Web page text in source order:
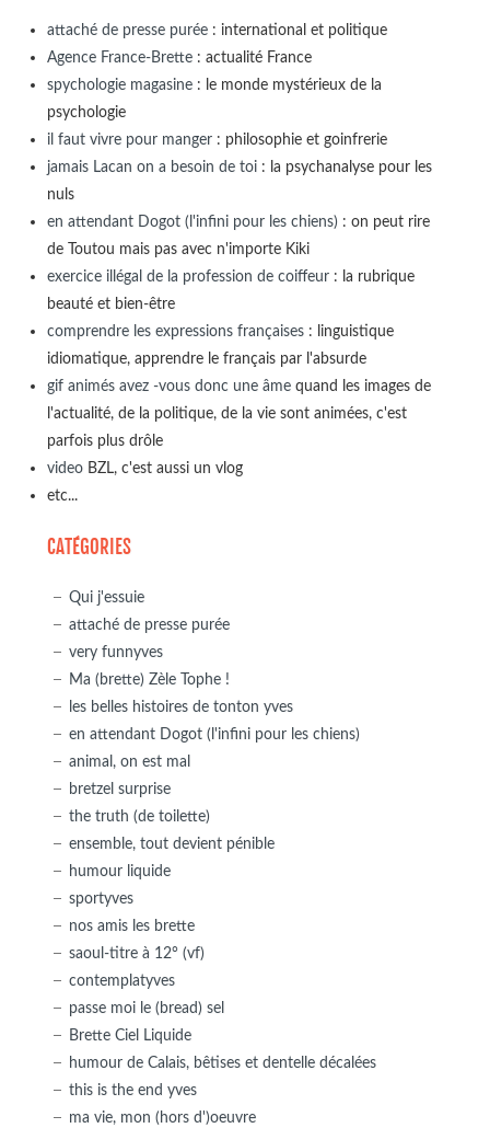
attaché de presse purée: international et politique
Agence France-Brette: actualité France
spychologie magasine: le monde mystérieux de la
psychologie
il faut vivre pour manger: philosophie et goinfrerie
jamais Lacan on a besoin de toi: la psychanalyse pour les
nuls
en attendant Dogot (l'infini pour les chiens): on peut rire
de Toutou mais pas avec n'importe Kiki
exercice illégal de la profession de coiffeur: la rubrique
beauté et bien-être
comprendre les expressions françaises: linguistique
idiomatique, apprendre le français par l'absurde
gif animés avez -vous donc une âmequand les images de
l'actualité, de la politique, de la vie sont animées, c'est
parfois plus drôle
videoBZL, c'est aussi un vlog
etc...
CATÉGORIES
Qui j'essuie
attaché de presse purée
very funnyves
Ma (brette) Zèle Tophe !
les belles histoires de tonton yves
en attendant Dogot (l'infini pour les chiens)
animal, on est mal
bretzel surprise
the truth (de toilette)
ensemble, tout devient pénible
humour liquide
sportyves
nos amis les brette
saoul-titre à 12° (vf)
contemplatyves
passe moi le (bread) sel
Brette Ciel Liquide
humour de Calais, bêtises et dentelle décalées
this is the end yves
ma vie, mon (hors d')oeuvre